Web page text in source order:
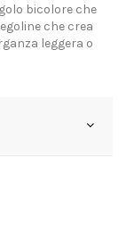
bicolore che
che crea
leggera o